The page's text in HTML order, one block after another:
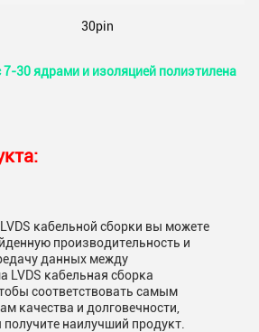
30pin
7-30 ядрами и изоляцией полиэтилена
кабельной сборки вы можете
производительность и
данных между
LVDS кабельная сборка
соответствовать самым
качества и долговечности,
получите наилучший продукт.